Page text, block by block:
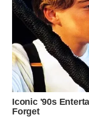
WAHANANEWS
NET
WAHANA
SPORT
WAHANA
UMKM